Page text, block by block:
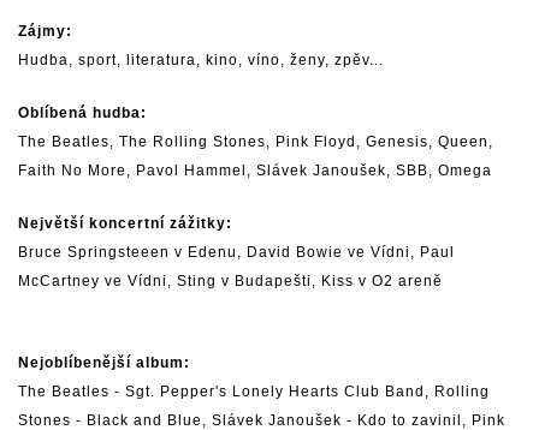
Zájmy:
Hudba, sport, literatura, kino, víno, ženy, zpěv...
Oblíbená hudba:
The Beatles, The Rolling Stones, Pink Floyd , Genesis, Queen ,
Faith No More , Pavol Hammel , Slávek Janoušek, SBB, Omega
Největší koncertní zážitky:
Bruce Springsteeen v Edenu, David Bowie ve Vídni, Paul
McCartney ve Vídni, Sting v Budapešti, Kiss v O2 areně
Nejoblíbenější album:
The Beatles - Sgt. Pepper's Lonely Hearts Club Band, Rolling
Stones - Black and Blue, Slávek Janoušek - Kdo to zavinil, Pink